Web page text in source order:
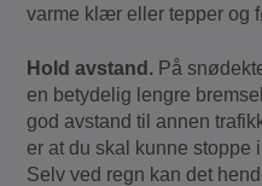
varme klær eller tepper og
Hold avstand. På
en betydelig lengre
god avstand til annen
er at du skal kunne stoppe
Selv ved regn kan det